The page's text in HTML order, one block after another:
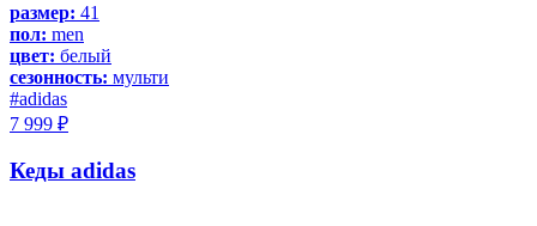
размер: 41
пол: men
цвет: белый
сезонность: мульти
#adidas
7 999 ₽
Кеды adidas